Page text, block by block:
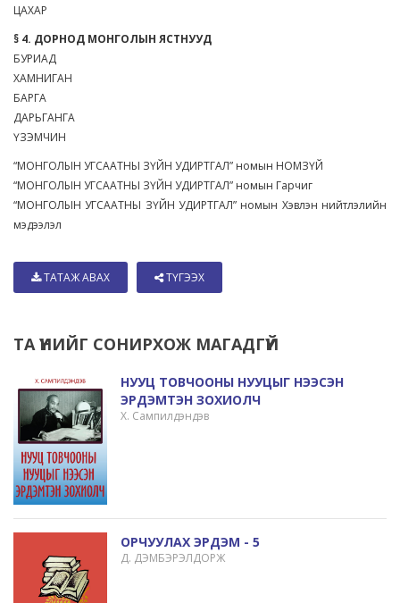
ЦАХАР
§ 4. ДОРНОД МОНГОЛЫН ЯСТНУУД
БУРИАД
ХАМНИГАН
БАРГА
ДАРЬГАНГА
ҮЗЭМЧИН
“МОНГОЛЫН УГСААТНЫ ЗҮЙН УДИРТГАЛ” номын НОМЗҮЙ
“МОНГОЛЫН УГСААТНЫ ЗҮЙН УДИРТГАЛ” номын Гарчиг
“МОНГОЛЫН УГСААТНЫ ЗҮЙН УДИРТГАЛ” номын Хэвлэн нийтлэлийн
мэдээлэл
ТАТАЖ АВАХ ТҮГЭЭХ
ТА ҮҮНИЙГ СОНИРХОЖ МАГАДГҮЙ
НУУЦ ТОВЧООНЫ НУУЦЫГ НЭЭСЭН
ЭРДЭМТЭН ЗОХИОЛЧ
Х. Сампилдэндэв
ОРЧУУЛАХ ЭРДЭМ - 5
Д. ДЭМБЭРЭЛДОРЖ